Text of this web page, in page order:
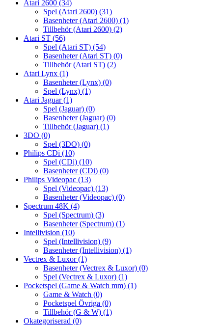
Atari 2600 (34)
Spel (Atari 2600) (31)
Basenheter (Atari 2600) (1)
Tillbehör (Atari 2600) (2)
Atari ST (56)
Spel (Atari ST) (54)
Basenheter (Atari ST) (0)
Tillbehör (Atari ST) (2)
Atari Lynx (1)
Basenheter (Lynx) (0)
Spel (Lynx) (1)
Atari Jaguar(1)
Spel (Jaguar) (0)
Basenheter (Jaguar) (0)
Tillbehör (Jaguar) (1)
3DO (0)
Spel (3DO) (0)
Philips CDi (10)
Spel (CDi) (10)
Basenheter (CDi) (0)
Philips Videopac (13)
Spel (Videopac) (13)
Basenheter (Videopac) (0)
Spectrum 48K (4)
Spel (Spectrum) (3)
Basenheter (Spectrum) (1)
Intellivision (10)
Spel (Intellivision) (9)
Basenheter (Intellivision) (1)
Vectrex & Luxor(1)
Basenheter (Vectrex & Luxor) (0)
Spel (Vectrex & Luxor) (1)
Pocketspel (Game & Watch mm) (1)
Game & Watch (0)
Pocketspel Övriga (0)
Tillbehör (G & W) (1)
Okategoriserad (0)